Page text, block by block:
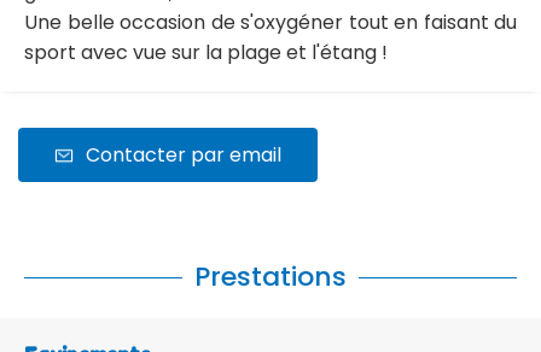
Une belle occasion de s'oxygéner tout en faisant du
sport avec vue sur la plage et l'étang !
Contacter par email
Prestations